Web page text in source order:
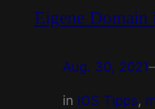
Eigene
Aug. 30, 2021
in iOS Tipps,